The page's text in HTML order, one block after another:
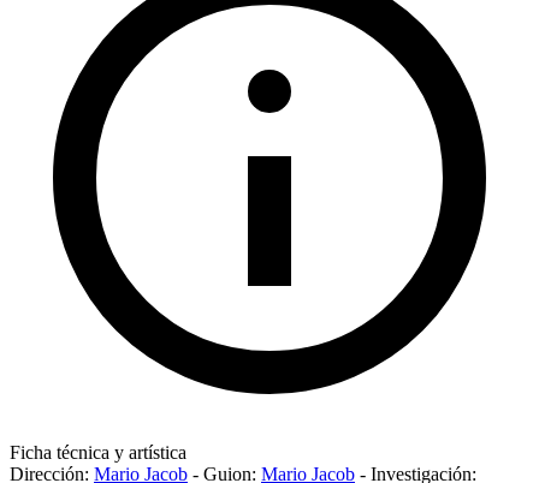
Ficha técnica y artística
Dirección: Mario Jacob - Guion: Mario Jacob - Investigación: